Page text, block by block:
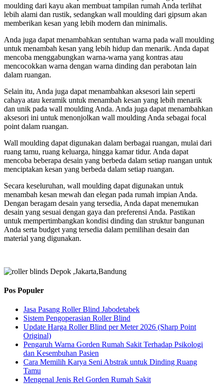
moulding dari kayu akan membuat tampilan rumah Anda terlihat
lebih alami dan rustik, sedangkan wall moulding dari gipsum akan
memberikan kesan yang lebih modern dan minimalis.
Anda juga dapat menambahkan sentuhan warna pada wall moulding
untuk menambah kesan yang lebih hidup dan menarik. Anda dapat
mencoba menggabungkan warna-warna yang kontras atau
mencocokkan warna dengan warna dinding dan perabotan lain
dalam ruangan.
Selain itu, Anda juga dapat menambahkan aksesori lain seperti
cahaya atau keramik untuk menambah kesan yang lebih menarik
dan unik pada wall moulding Anda. Anda juga dapat menambahkan
aksesori ini untuk menonjolkan wall moulding Anda sebagai focal
point dalam ruangan.
Wall moulding dapat digunakan dalam berbagai ruangan, mulai dari
ruang tamu, ruang keluarga, hingga kamar tidur. Anda dapat
mencoba beberapa desain yang berbeda dalam setiap ruangan untuk
menciptakan kesan yang berbeda dalam setiap ruangan.
Secara keseluruhan, wall moulding dapat digunakan untuk
menambah kesan mewah dan elegan pada rumah impian Anda.
Dengan beragam desain yang tersedia, Anda dapat menemukan
desain yang sesuai dengan gaya dan preferensi Anda. Pastikan
untuk mempertimbangkan kondisi dinding dan struktur bangunan
Anda serta budget yang tersedia dalam pemilihan desain dan
material yang digunakan.
Pos Populer
Jasa Pasang Roller Blind Jabodetabek
Sistem Pengoperasian Roller Blind
Update Harga Roller Blind per Meter 2026 (Sharp Point
Original)
Pengaruh Warna Gorden Rumah Sakit Terhadap Psikologi
dan Kesembuhan Pasien
Cara Memilih Karya Seni Abstrak untuk Dinding Ruang
Tamu
Mengenal Jenis Rel Gorden Rumah Sakit